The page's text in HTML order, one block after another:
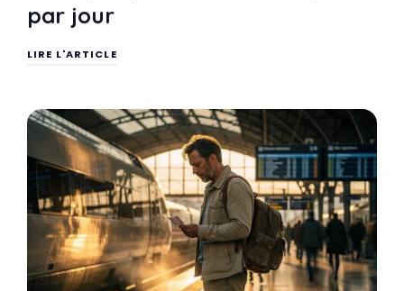
par jour
LIRE L'ARTICLE